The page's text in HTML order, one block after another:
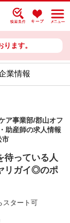
ます。
業情報
ア事業部/郡山オフ
助産師の求人情報
市
待っている人
リガイ◎のポ
スタート可